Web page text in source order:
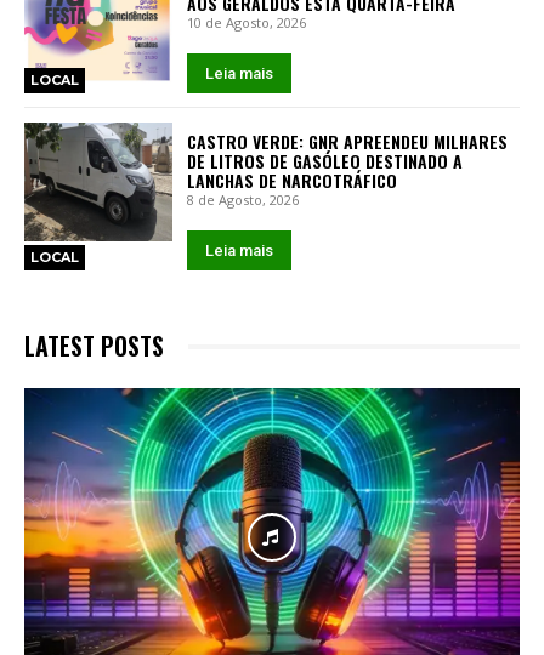
LOCAL
10 de Agosto, 2026
Leia mais
LOCAL
CASTRO VERDE: GNR APREENDEU MILHARES
DE LITROS DE GASÓLEO DESTINADO A
LANCHAS DE NARCOTRÁFICO
8 de Agosto, 2026
Leia mais
LATEST POSTS